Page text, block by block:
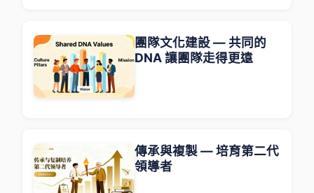
團隊文化建設 — 共同的
DNA 讓團隊走得更遠
傳承與複製 — 培育第二代
領導者